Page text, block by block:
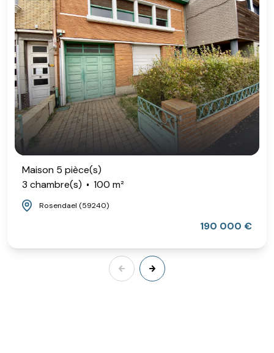
Maison 5 pièce(s)
3 chambre(s)
100 m²
Rosendael (59240)
190 000 €